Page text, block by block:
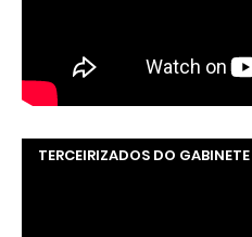
TERCEIRIZADOS DO